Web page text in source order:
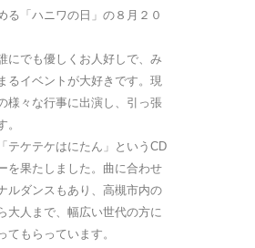
る「ハニワの日」の８月２０
にでも優しくお人好しで、み
るイベントが大好きです。現
様々な行事に出演し、引っ張
。
テケテケはにたん」というCD
を果たしました。曲に合わせ
ルダンスもあり、高槻市内の
大人まで、幅広い世代の方に
てもらっています。